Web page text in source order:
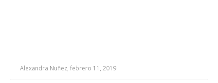
Alexandra Nuñez, febrero 11, 2019